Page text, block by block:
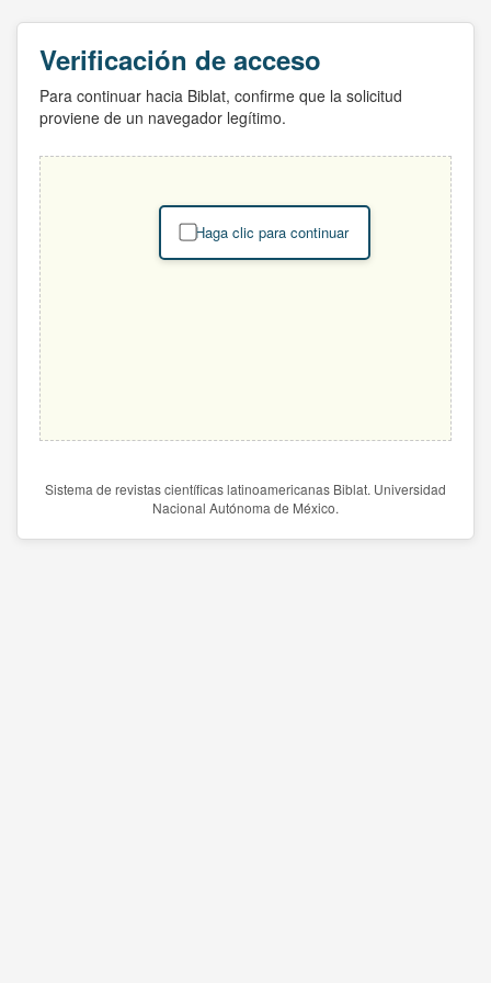
Verificación de acceso
Para continuar hacia Biblat, confirme que la solicitud
proviene de un navegador legítimo.
Haga clic para continuar
Sistema de revistas científicas latinoamericanas Biblat. Universidad
Nacional Autónoma de México.